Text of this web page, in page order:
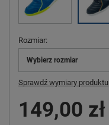
Rozmiar
Wybierz rozmiar
Sprawdź wymiary produktu
149,00 zł